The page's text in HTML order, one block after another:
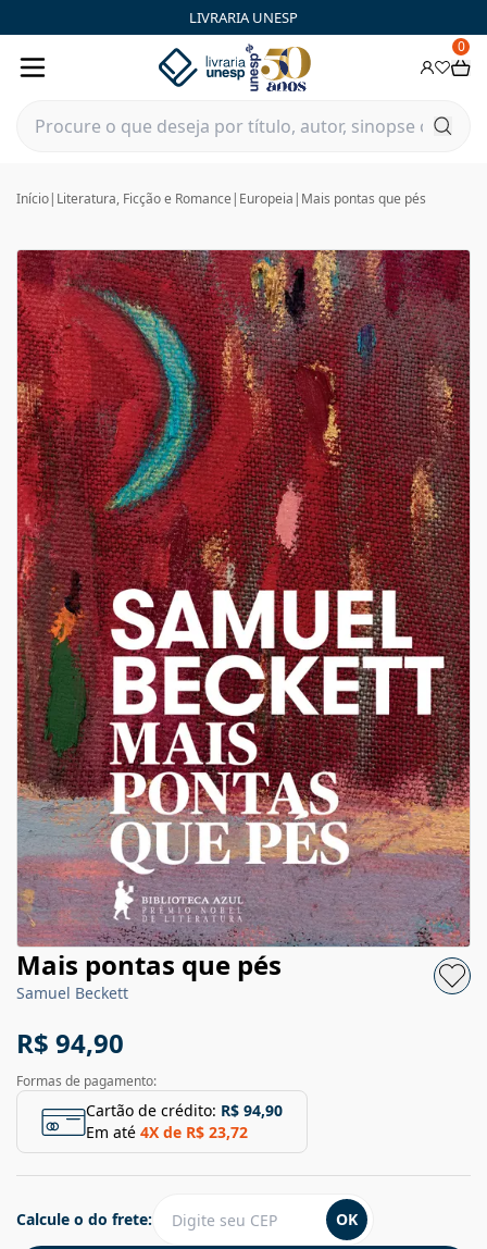
LIVRARIA UNESP
0
Início| Literatura, Ficção e Romance | Europeia | Mais pontas que pés
Mais pontas que pés
Samuel Beckett
R$ 94,90
Formas de pagamento:
Cartão de crédito: R$ 94,90
Em até 4X de R$ 23,72
Calcule o do frete: OK